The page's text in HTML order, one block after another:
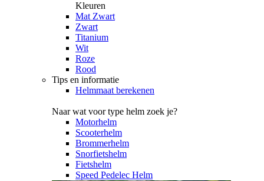
Kleuren
Mat Zwart
Zwart
Titanium
Wit
Roze
Rood
Tips en informatie
Helmmaat berekenen
Naar wat voor type helm zoek je?
Motorhelm
Scooterhelm
Brommerhelm
Snorfietshelm
Fietshelm
Speed Pedelec Helm